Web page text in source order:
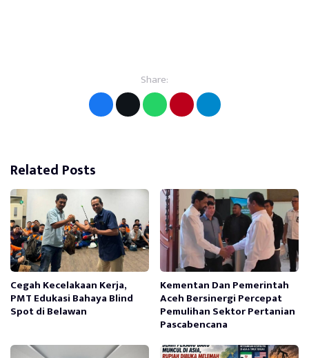
Share:
Related Posts
Cegah Kecelakaan Kerja,
PMT Edukasi Bahaya Blind
Spot di Belawan
Kementan Dan Pemerintah
Aceh Bersinergi Percepat
Pemulihan Sektor Pertanian
Pascabencana